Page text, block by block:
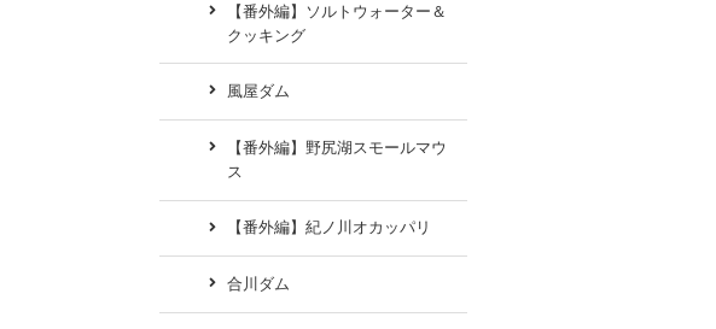
【番外編】ソルトウォーター＆
クッキング
風屋ダム
【番外編】野尻湖スモールマウ
ス
【番外編】紀ノ川オカッパリ
合川ダム